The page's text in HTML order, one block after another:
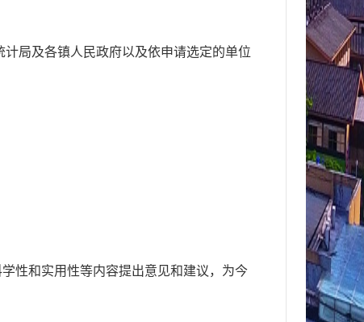
局及各镇人民政府以及依申请选定的单位
性和实用性等内容提出意见和建议，为今